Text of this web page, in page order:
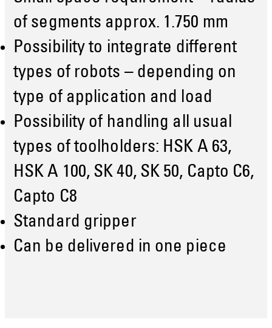
of segments approx. 1.750 mm
Possibility to integrate different
types of robots – depending on
type of application and load
Possibility of handling all usual
types of toolholders: HSK A 63,
HSK A 100, SK 40, SK 50, Capto C6,
Capto C8
Standard gripper
Can be delivered in one piece